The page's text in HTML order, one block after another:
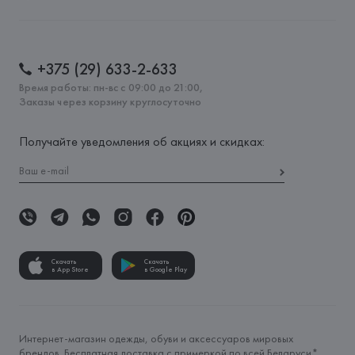
+375 (29) 633-2-633
Время работы: пн-вс с 09:00 до 21:00,
Заказы через корзину круглосуточно
Получайте уведомления об акциях и скидках:
Скачать
в App Store
Скачать
в Google Play
Интернет-магазин одежды, обуви и аксессуаров мировых